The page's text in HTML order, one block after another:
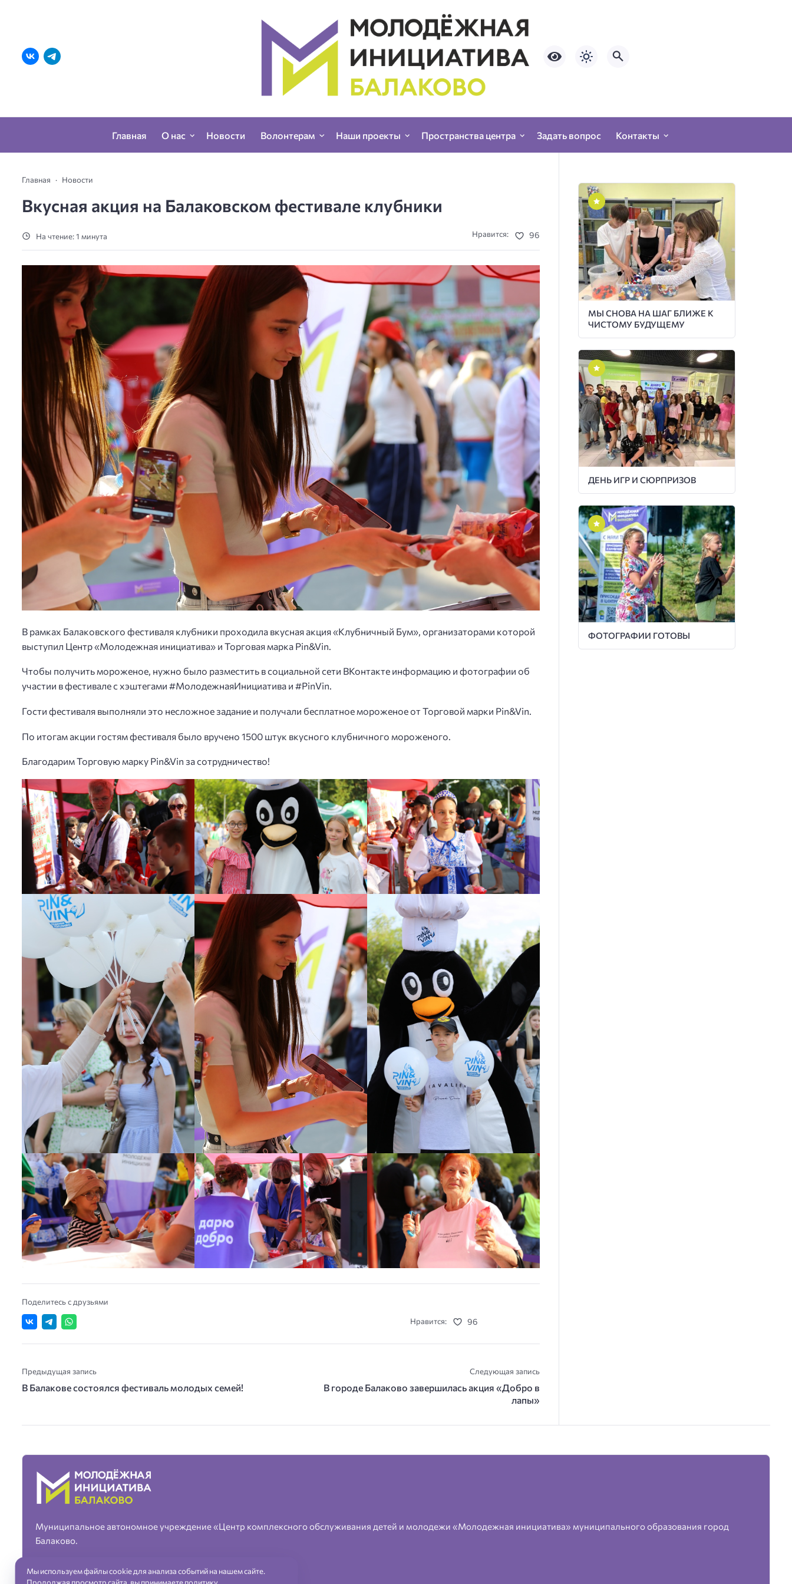
Главная О нас Новости Волонтерам Наши проекты Пространства центра Задать вопрос Контакты
Главная Новости
Вкусная акция на Балаковском фестивале клубники
На чтение: 1 минута Нравится: 96
В рамках Балаковского фестиваля клубники проходила вкусная акция «Клубничный Бум», организаторами которой
выступил Центр «Молодежная инициатива» и Торговая марка Pin&Vin.
Чтобы получить мороженое, нужно было разместить в социальной сети ВКонтакте информацию и фотографии об
участии в фестивале с хэштегами #МолодежнаяИнициатива и #PinVin.
Гости фестиваля выполняли это несложное задание и получали бесплатное мороженое от Торговой марки Pin&Vin.
По итогам акции гостям фестиваля было вручено 1500 штук вкусного клубничного мороженого.
Благодарим Торговую марку Pin&Vin за сотрудничество!
Поделитесь с друзьями
Нравится: 96
Предыдущая запись
В Балакове состоялся фестиваль молодых семей!
Следующая запись
В городе Балаково завершилась акция «Добро в
лапы»
МЫ СНОВА НА ШАГ БЛИЖЕ К
ЧИСТОМУ БУДУЩЕМУ
ДЕНЬ ИГР И СЮРПРИЗОВ
ФОТОГРАФИИ ГОТОВЫ
Муниципальное автономное учреждение «Центр комплексного обслуживания детей и молодежи «Молодежная инициатива» муниципального образования город
Балаково.
Мы используем файлы cookie для анализа событий на нашем сайте.